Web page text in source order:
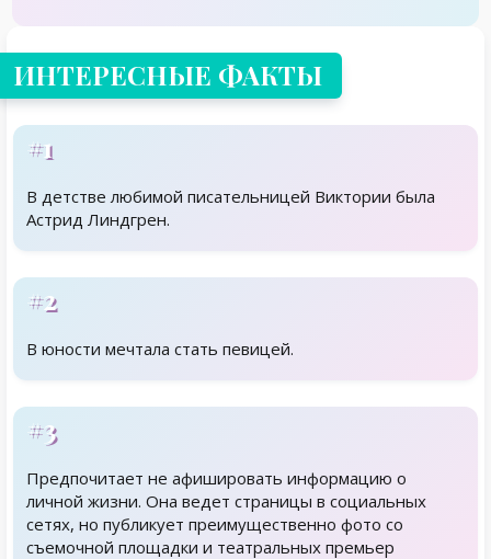
ИНТЕРЕСНЫЕ ФАКТЫ
#1
В детстве любимой писательницей Виктории была
Астрид Линдгрен.
#2
В юности мечтала стать певицей.
#3
Предпочитает не афишировать информацию о
личной жизни. Она ведет страницы в социальных
сетях, но публикует преимущественно фото со
съемочной площадки и театральных премьер